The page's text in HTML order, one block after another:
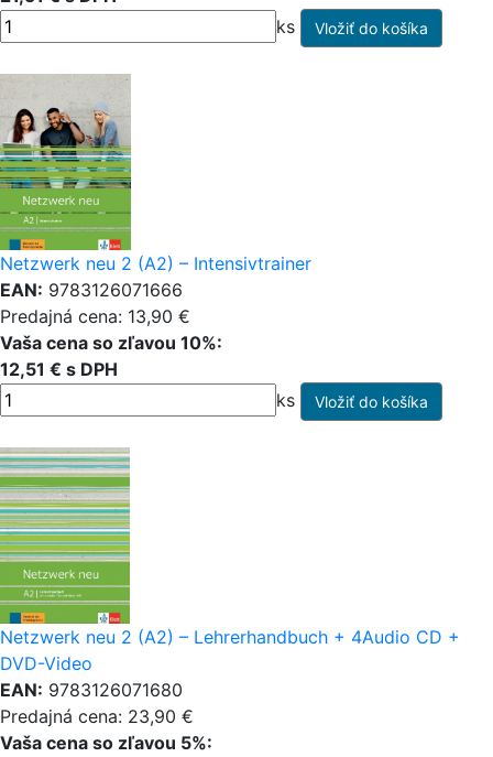
ks
Netzwerk neu 2 (A2) – Intensivtrainer
EAN: 9783126071666
Predajná cena: 13,90 €
Vaša cena so zľavou 10%:
12,51 € s DPH
ks
Netzwerk neu 2 (A2) – Lehrerhandbuch + 4Audio CD +
DVD-Video
EAN: 9783126071680
Predajná cena: 23,90 €
Vaša cena so zľavou 5%: